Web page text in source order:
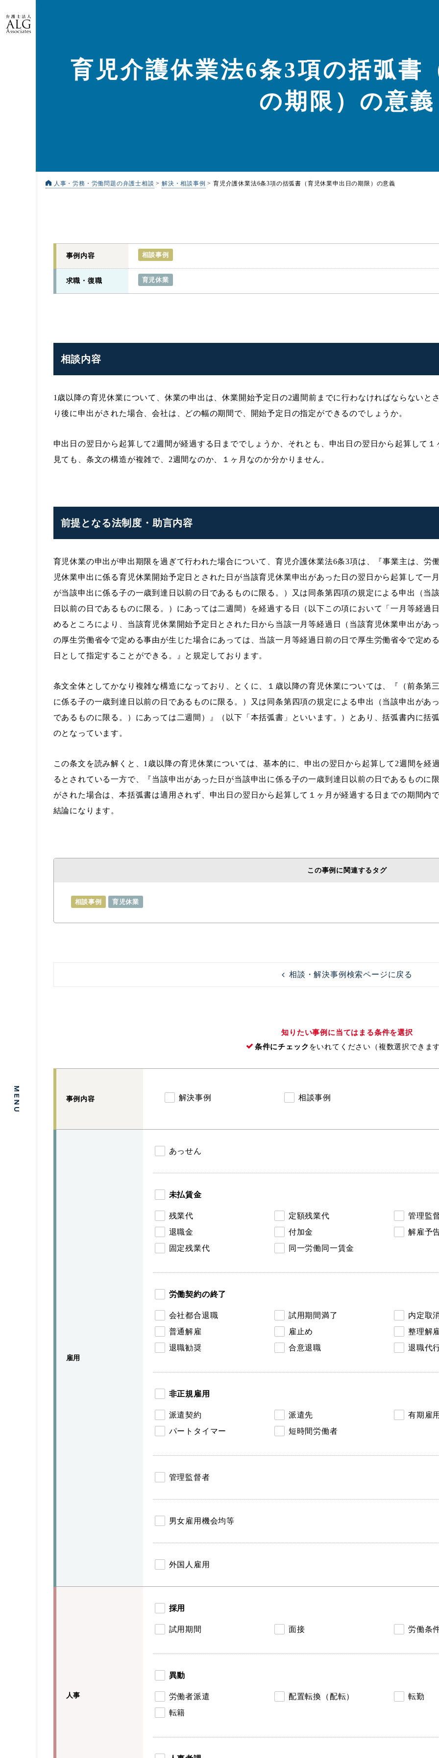
育児介護休業法6条3項の括弧書
の期限）の意義
人事・労務・労働問題の弁護士相談 >解決・相談事例 >育児介護休業法6条3項の括弧書（育児休業申出日の期限）の意義
事例内容 相談事例
求職・復職 育児休業
相談内容
1歳以降の育児休業について、休業の申出は、休業開始予定日の2週間前までに行わなければならないと
り後に申出がされた場合、会社は、どの幅の期間で、開始予定日の指定ができるのでしょうか。
申出日の翌日から起算して2週間が経過する日まででしょうか、それとも、申出日の翌日から起算して
見ても、条文の構造が複雑で、2週間なのか、１ヶ月なのか分かりません。
前提となる法制度・助言内容
育児休業の申出が申出期限を過ぎて行われた場合について、育児介護休業法6条3項は、『事業主は、労
児休業申出に係る育児休業開始予定日とされた日が当該育児休業申出があった日の翌日から起算して一
が当該申出に係る子の一歳到達日以前の日であるものに限る。）又は同条第四項の規定による申出（当
日以前の日であるものに限る。）にあっては二週間）を経過する日（以下この項において「一月等経過
めるところにより、当該育児休業開始予定日とされた日から当該一月等経過日（当該育児休業申出があ
の厚生労働省令で定める事由が生じた場合にあっては、当該一月等経過日前の日で厚生労働省令で定め
日として指定することができる。』と規定しております。
条文全体としてかなり複雑な構造になっており、とくに、１歳以降の育児休業については、『（前条第
に係る子の一歳到達日以前の日であるものに限る。）又は同条第四項の規定による申出（当該申出があ
であるものに限る。）にあっては二週間）』（以下「本括弧書」といいます。）とあり、括弧書内に括
のとなっています。
この条文を読み解くと、1歳以降の育児休業については、基本的に、申出の翌日から起算して2週間を
るとされている一方で、『当該申出があった日が当該申出に係る子の一歳到達日以前の日であるものに
がされた場合は、本括弧書は適用されず、申出日の翌日から起算して１ヶ月が経過する日までの期間内
結論になります。
この事例に関連するタグ
相談事例 育児休業
相談・解決事例検索ページに戻る
知りたい事例に当てはまる条件を選択
条件にチェック をいれてください（複数選択できま
事例内容 解決事例 相談事例
雇用
あっせん
未払賃金
残業代 定額残業代
管理監
退職金
付加金
解雇予
固定残業代
同一労働同一賃金
労働契約の終了
会社都合退職 試用期間満了
内定取
普通解雇
雇止め
整理解
退職勧奨
合意退職 退職代
非正規雇用
派遣契約 派遣先
有期雇
パートタイマー
短時間労働者
管理監督者
男女雇用機会均等
外国人雇用
人事
採用
試用期間 面接 労働条
異動
労働者派遣 配置転換（配転）
転勤
転籍